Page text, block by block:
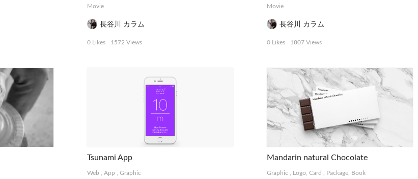
Movie
長谷川 カラム
0 Likes 1572 Views
Movie
長谷川 カラム
0 Likes 1807 Views
Tsunami App
Web ,App ,Graphic
Mandarin natural Chocolate
Graphic Logo, Card Package, Book